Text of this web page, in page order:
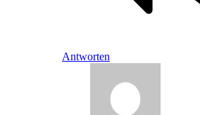
Antworten